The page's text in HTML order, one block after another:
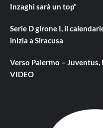
Inzaghi sarà un top”
Serie D girone I, il
inizia a Siracusa
Verso Palermo –
VIDEO